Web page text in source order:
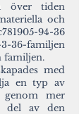
över tiden
och
94-36
36-familjen
familjen.
med
en typ av
genom mer
del av den